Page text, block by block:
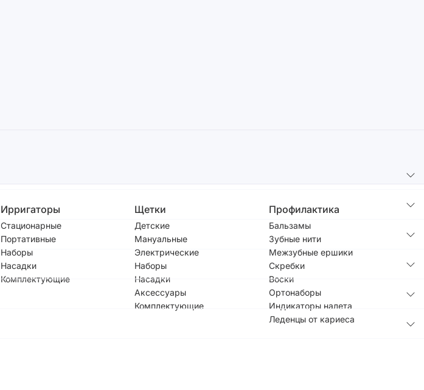
Ирригаторы
Стационарные
Портативные
Наборы
Насадки
Комплектующие
Щетки
Детские
Мануальные
Электрические
Наборы
Насадки
Аксессуары
Комплектующие
Профилактика
Бальзамы
Зубные нити
Межзубные ершики
Скребки
Воски
Ортонаборы
Индикаторы налета
Леденцы от кариеса